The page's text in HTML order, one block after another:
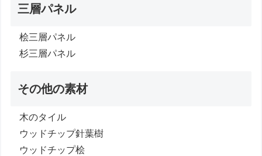
三層パネル
桧三層パネル
杉三層パネル
その他の素材
木のタイル
ウッドチップ針葉樹
ウッドチップ桧